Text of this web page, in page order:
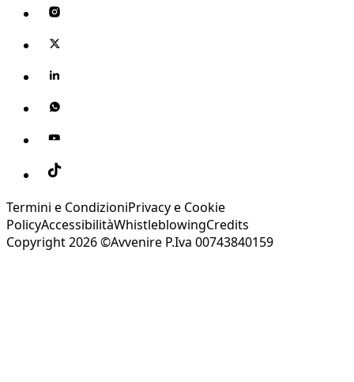
Termini e CondizioniPrivacy e Cookie
PolicyAccessibilitàWhistleblowingCredits
Copyright 2026 ©Avvenire P.Iva 00743840159